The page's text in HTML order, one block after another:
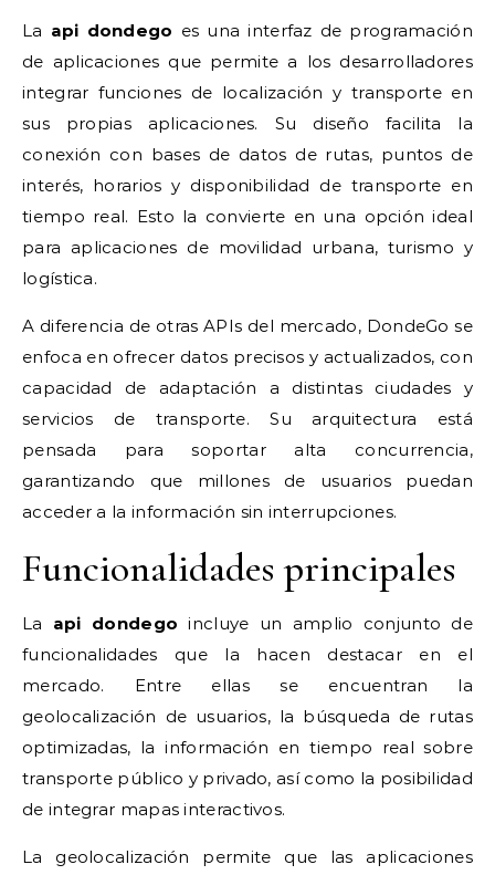
La api dondego es una interfaz de programación
de aplicaciones que permite a los desarrolladores
integrar funciones de localización y transporte en
sus propias aplicaciones. Su diseño facilita la
conexión con bases de datos de rutas, puntos de
interés, horarios y disponibilidad de transporte en
tiempo real. Esto la convierte en una opción ideal
para aplicaciones de movilidad urbana, turismo y
logística.
A diferencia de otras APIs del mercado, DondeGo se
enfoca en ofrecer datos precisos y actualizados, con
capacidad de adaptación a distintas ciudades y
servicios de transporte. Su arquitectura está
pensada para soportar alta concurrencia,
garantizando que millones de usuarios puedan
acceder a la información sin interrupciones.
Funcionalidades principales
La api dondego incluye un amplio conjunto de
funcionalidades que la hacen destacar en el
mercado. Entre ellas se encuentran la
geolocalización de usuarios, la búsqueda de rutas
optimizadas, la información en tiempo real sobre
transporte público y privado, así como la posibilidad
de integrar mapas interactivos.
La geolocalización permite que las aplicaciones